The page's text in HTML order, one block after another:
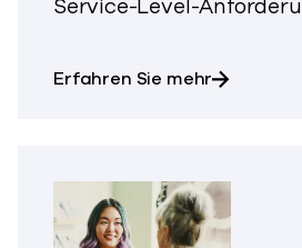
Service-Level-
Erfahren Sie mehrüber